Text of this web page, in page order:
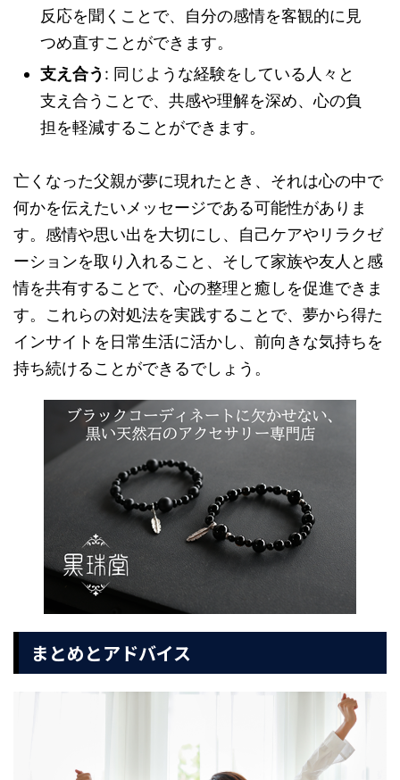
反応を聞くことで、自分の感情を客観的に見
つめ直すことができます。
支え合う : 同じような経験をしている人々と
支え合うことで、共感や理解を深め、心の負
担を軽減することができます。
亡くなった父親が夢に現れたとき、それは心の中で
何かを伝えたいメッセージである可能性がありま
す。感情や思い出を大切にし、自己ケアやリラクゼ
ーションを取り入れること、そして家族や友人と感
情を共有することで、心の整理と癒しを促進できま
す。これらの対処法を実践することで、夢から得た
インサイトを日常生活に活かし、前向きな気持ちを
持ち続けることができるでしょう。
まとめとアドバイス